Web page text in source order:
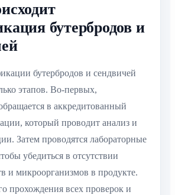
бутербродов и
бутербродов и сендвичей
этапов. Во-первых,
в аккредитованный
который проводит анализ и
Затем проводятся лабораторные
убедиться в отсутствии
и микроорганизмов в продукте.
прохождения всех проверок и